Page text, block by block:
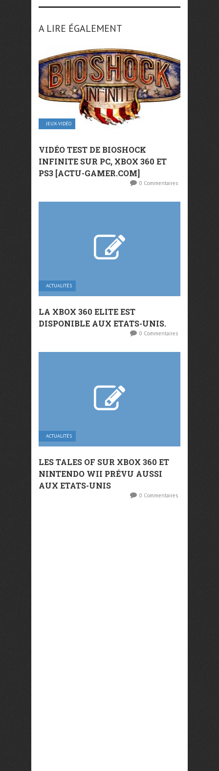
A LIRE ÉGALEMENT
JEUX-VIDÉO
VIDÉO TEST DE BIOSHOCK
INFINITE SUR PC, XBOX 360 ET
PS3 [ACTU-GAMER.COM]
0 Commentaires
ACTUALITÉS
LA XBOX 360 ELITE EST
DISPONIBLE AUX ETATS-UNIS.
0 Commentaires
ACTUALITÉS
LES TALES OF SUR XBOX 360 ET
NINTENDO WII PRÉVU AUSSI
AUX ETATS-UNIS
0 Commentaires